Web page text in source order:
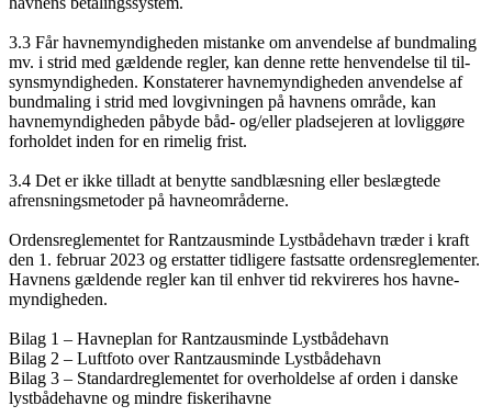
3.3 Får havnemyndigheden mistanke om anvendelse af bundmaling
mv. i strid med gældende regler, kan denne rette henvendelse til til-
synsmyndigheden. Konstaterer havnemyndigheden anvendelse af
bundmaling i strid med lovgivningen på havnens område, kan
havnemyndigheden påbyde båd- og/eller pladsejeren at lovliggøre
forholdet inden for en rimelig frist.
3.4 Det er ikke tilladt at benytte sandblæsning eller beslægtede
afrensningsmetoder på havneområderne.
Ordensreglementet for Rantzausminde Lystbådehavn træder i kraft
den 1. februar 2023 og erstatter tidligere fastsatte ordensreglementer.
Havnens gældende regler kan til enhver tid rekvireres hos havne-
myndigheden.
Bilag 1 – Havneplan for Rantzausminde Lystbådehavn
Bilag 2 – Luftfoto over Rantzausminde Lystbådehavn
Bilag 3 – Standardreglementet for overholdelse af orden i danske
lystbådehavne og mindre fiskerihavne